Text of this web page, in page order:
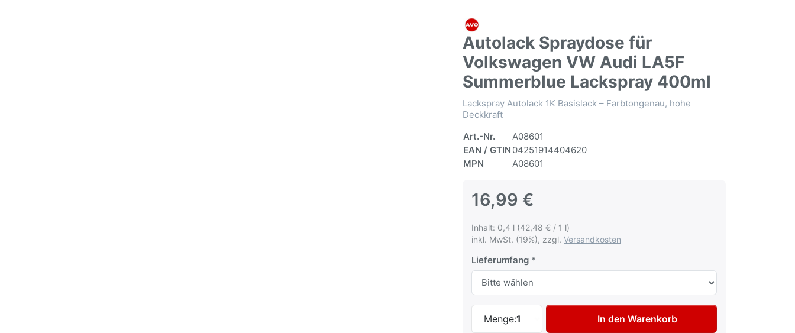
Autolack Spraydose für
Volkswagen VW Audi LA5F
Summerblue Lackspray 400ml
Lackspray Autolack 1K Basislack – Farbtongenau, hohe
Deckkraft
Art.-Nr.
A08601
EAN / GTIN 04251914404620
MPN
A08601
16,99 €
Inhalt: 0,4 l (42,48 € / 1 l)
inkl. MwSt. (19%), zzgl. Versandkosten
Lieferumfang
Menge:1
Autolack Spraydose für Volkswagen VW Audi LA5F
In den Warenkorb